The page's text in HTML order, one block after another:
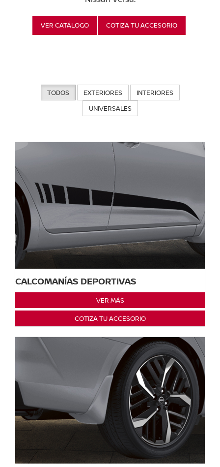
VER CATÁLOGO COTIZA TU ACCESORIO
TODOS EXTERIORES
INTERIORES
UNIVERSALES
CALCOMANÍAS DEPORTIVAS
VER MÁS
COTIZA TU ACCESORIO